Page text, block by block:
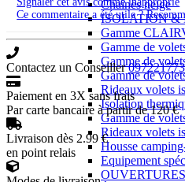
Chaînes neige
ISOLATION &
Gamme
Gamme de
Gamme de
Gamme de
Rideaux volets
Isolation
Gamme de
Rideaux volets
Housse
Equipement
Ce commentaire a été utile ?
Contactez un Conseiller
Paiement en 3X sans frais
Par carte bancaire à partir de 120 €
Livraison dès 2.99 €
en point relais